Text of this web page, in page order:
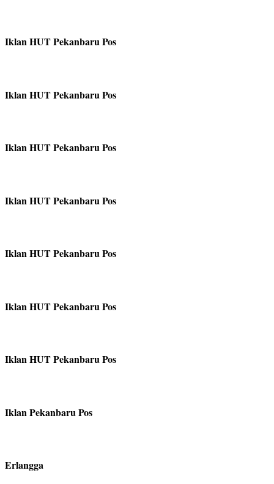
Iklan HUT Pekanbaru Pos
Iklan HUT Pekanbaru Pos
Iklan HUT Pekanbaru Pos
Iklan HUT Pekanbaru Pos
Iklan HUT Pekanbaru Pos
Iklan HUT Pekanbaru Pos
Iklan HUT Pekanbaru Pos
Iklan Pekanbaru Pos
Erlangga